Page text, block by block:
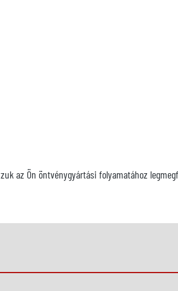
az Ön öntvénygyártási folyamatához